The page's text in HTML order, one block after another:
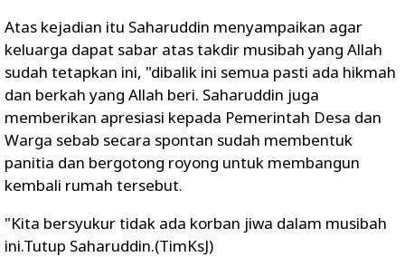
Atas kejadian itu Saharuddin menyampaikan agar
keluarga dapat sabar atas takdir musibah yang Allah
sudah tetapkan ini, "dibalik ini semua pasti ada hikmah
dan berkah yang Allah beri. Saharuddin juga
memberikan apresiasi kepada Pemerintah Desa dan
Warga sebab secara spontan sudah membentuk
panitia dan bergotong royong untuk membangun
kembali rumah tersebut.
"Kita bersyukur tidak ada korban jiwa dalam musibah
ini.Tutup Saharuddin.(TimKsJ)